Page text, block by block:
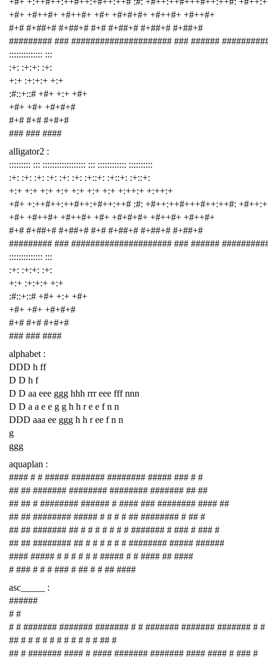
+#+ +#++#+ +#++#+ +#+ +#+#+#+ +#++#+ +#++#+
#+# #+##+# #+##+# #+# #+##+# #+##+# #+##+#
######### ### ##################### ### ######
:::::::::::::: :::
:+: :+:+: :+:
+:+ :+:+:+ +:+
:#::+::# +#+ +:+ +#+
+#+ +#+ +#+#+#
#+# #+# #+#+#
### ### ####
alligator2 :
::::::::: ::: :::::::::::::::::: ::: :::::::::::: ::::::::::
:+: :+: :+: :+: :+: :+: :+::+: :+::+: :+::+:
+:+ +:+ +:+ +:+ +:+ +:+ +:+ +:++:+ +:++:+
+#+ +:++#++:++#++:+#++:++# :#: +#++:++#+++#++:++#:
+#+ +#++#+ +#++#+ +#+ +#+#+#+ +#++#+ +#++#+
#+# #+##+# #+##+# #+# #+##+# #+##+# #+##+#
######### ### ##################### ### ######
:::::::::::::: :::
:+: :+:+: :+:
+:+ :+:+:+ +:+
:#::+::# +#+ +:+ +#+
+#+ +#+ +#+#+#
#+# #+# #+#+#
### ### ####
alphabet :
DDD h ff
D D h f
D D aa eee ggg hhh rrr eee fff nnn
D D a a e e g g h h r e e f n n
DDD aaa ee ggg h h r ee f n n
g
ggg
aquaplan :
#### # # ##### ####### ######## ##### ### # #
## ## ####### ######## ######## ####### ## ##
## ## # ######## ###### # #### ### ######## #### ##
## ## ######## ##### # # # # ## ######## # ## #
## ## ####### ## # # # # # # # ####### # ### # ### #
## ## ######## ## # # # # # # ######## ##### ######
#### ##### # # # # # # ##### # # #### ## ####
# ### # # # ### # ## # # ## ####
asc_____ :
######
# #
# # ####### ####### ####### # # ####### ####### ####### # #
## # # # # # # # # # # # ## #
## # ####### #### # #### ####### ####### #### #### # ### #